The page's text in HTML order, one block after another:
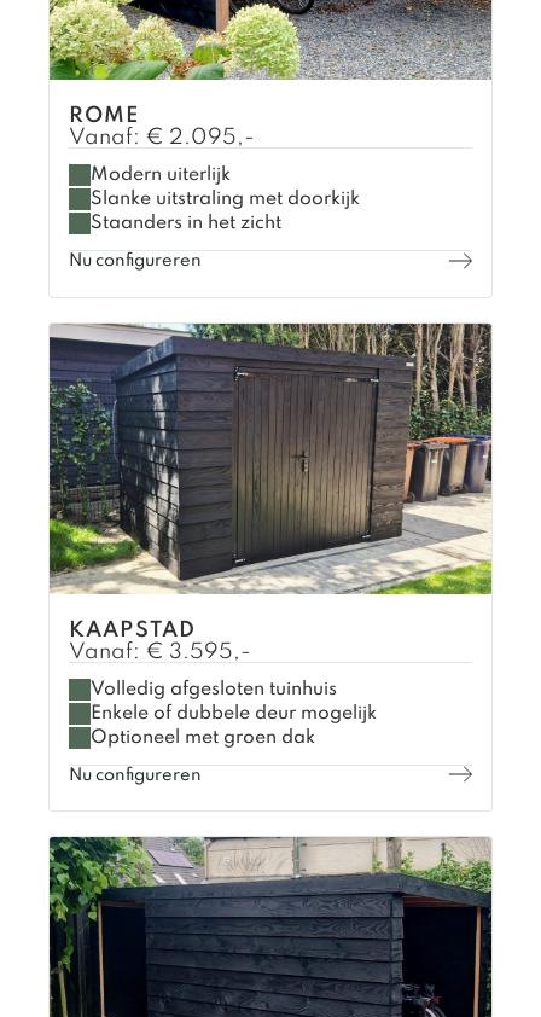
ROME
Vanaf: € 2.095,-
Modern uiterlijk
Slanke uitstraling met doorkijk
Staanders in het zicht
Nu configureren
KAAPSTAD
Vanaf: € 3.595,-
Volledig afgesloten tuinhuis
Enkele of dubbele deur mogelijk
Optioneel met groen dak
Nu configureren